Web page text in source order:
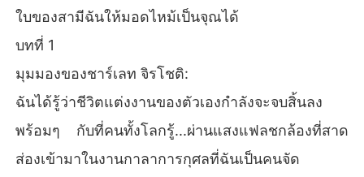
ใบของสามีฉันให้มอดไหม้เป็นจุณได้
บทที่ 1
มุมมองของชาร์เลท จิรโชติ:
ฉันได้รู้ว่าชีวิตแต่งงานของตัวเองกำลังจะจบสิ้นลง
พร้อมๆ กับที่คนทั้งโลกรู้...ผ่านแสงแฟลชกล้องที่สาด
ส่องเข้ามาในงานกาลาการกุศลที่ฉันเป็นคนจัด